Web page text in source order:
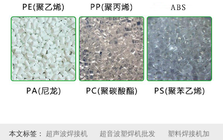
本文标签： 超声波焊接机 超音波塑焊机批发 塑料焊接机加